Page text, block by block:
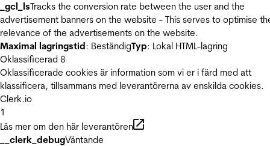
_gcl_lsTracks the conversion rate between the user and the
advertisement banners on the website - This serves to optimise
relevance of the advertisements on the website.
Maximal lagringstid: BeständigTyp: Lokal HTML-lagring
Oklassificerad 8
Oklassificerade cookies är information som vi er i färd med att
klassificera, tillsammans med leverantörerna av enskilda cookies.
Clerk.io
1
Läs mer om den här leverantören
__clerk_debugVäntande